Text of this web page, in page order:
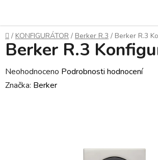
obsah
Domů
/ KONFIGURÁTOR / Berker R.3 / Berker R.3
Berker R.3
Průměrné
hodnocení
Neohodnoceno Podrobnosti hodnocení
Značka: Berker